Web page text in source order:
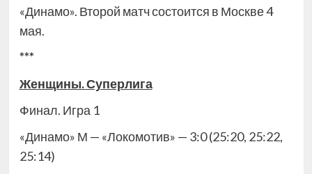
«Динамо». Второй матч состоится в Москве 4
мая.
***
Женщины. Суперлига
Финал. Игра 1
«Динамо» М — «Локомотив» — 3:0 (25:20, 25:22,
25:14)